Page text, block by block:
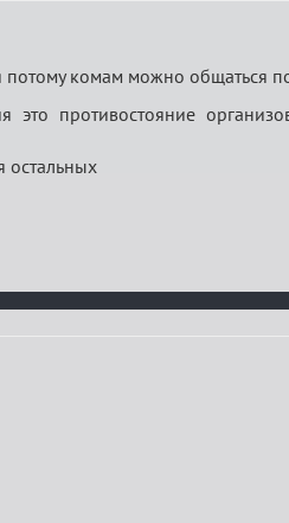
потому комам можно общаться
противостояние
остальных